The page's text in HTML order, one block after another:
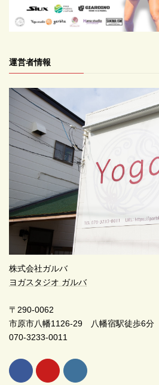
運営者情報
株式会社ガルバ
ヨガスタジオ ガルバ
〒290-0062
市原市八幡1126-29 八幡宿駅徒歩6分
070-3233-0011